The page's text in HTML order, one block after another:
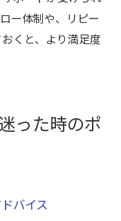
ー体制や、リピー
くと、より満足度
った時のポ
バイス